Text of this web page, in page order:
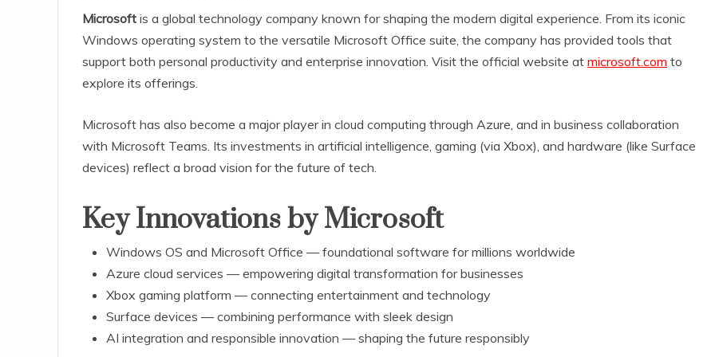
Microsoft is a global technology company known for shaping the modern digital experience. From its iconic
Windows operating system to the versatile Microsoft Office suite, the company has provided tools that
support both personal productivity and enterprise innovation. Visit the official website at microsoft.com to
explore its offerings.
Microsoft has also become a major player in cloud computing through Azure, and in business collaboration
with Microsoft Teams. Its investments in artificial intelligence, gaming (via Xbox), and hardware (like Surface
devices) reflect a broad vision for the future of tech.
Key Innovations by Microsoft
Windows OS and Microsoft Office — foundational software for millions worldwide
Azure cloud services — empowering digital transformation for businesses
Xbox gaming platform — connecting entertainment and technology
Surface devices — combining performance with sleek design
AI integration and responsible innovation — shaping the future responsibly